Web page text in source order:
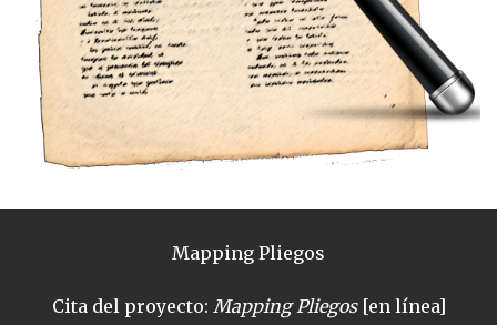
Mapping Pliegos
Cita del proyecto: Mapping Pliegos[en línea]